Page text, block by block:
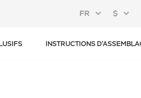
FR $
INSTRUCTIONS